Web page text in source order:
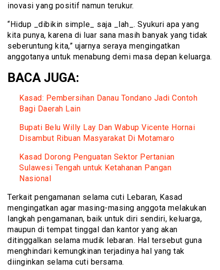
inovasi yang positif namun terukur.
“Hidup _dibikin simple_ saja _lah_. Syukuri apa yang
kita punya, karena di luar sana masih banyak yang tidak
seberuntung kita,” ujarnya seraya mengingatkan
anggotanya untuk menabung demi masa depan keluarga.
BACA JUGA:
Kasad: Pembersihan Danau Tondano Jadi Contoh
Bagi Daerah Lain
Bupati Belu Willy Lay Dan Wabup Vicente Hornai
Disambut Ribuan Masyarakat Di Motamaro
Kasad Dorong Penguatan Sektor Pertanian
Sulawesi Tengah untuk Ketahanan Pangan
Nasional
Terkait pengamanan selama cuti Lebaran, Kasad
mengingatkan agar masing-masing anggota melakukan
langkah pengamanan, baik untuk diri sendiri, keluarga,
maupun di tempat tinggal dan kantor yang akan
ditinggalkan selama mudik lebaran. Hal tersebut guna
menghindari kemungkinan terjadinya hal yang tak
diinginkan selama cuti bersama.